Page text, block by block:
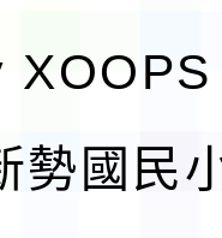
XOOPS
勢國民